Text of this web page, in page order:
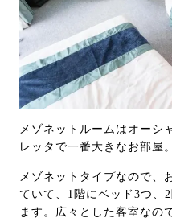
メゾネットルームはオーシ
レッタで一番大きなお部屋。
メゾネットタイプなので、
ていて、1階にベッド3つ、
ます。広々とした客室なの